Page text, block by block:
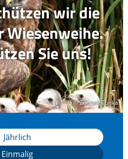
© Zdenek Tunka
© Zdenek Tunka
wir die
Wiesenweihe.
Sie uns!
Jährlich
Einmalig